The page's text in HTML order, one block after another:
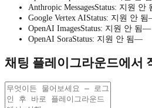
Anthropic MessagesStatus: 지원 안
Google Vertex AIStatus: 지원 안 됨
OpenAI ImagesStatus: 지원 안 됨—
OpenAI SoraStatus: 지원 안 됨—
채팅 플레이그라운드에서